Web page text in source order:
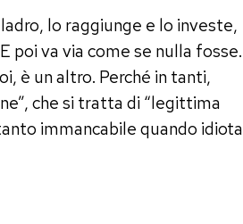
lo raggiunge e lo investe,
poi va via come se nulla fosse.
è un altro. Perché in tanti,
che si tratta di “legittima
immancabile quando idiota